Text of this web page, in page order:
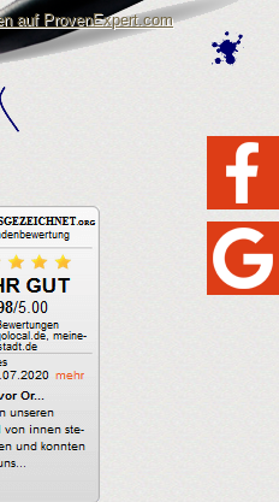
auf ProvenExpert.com